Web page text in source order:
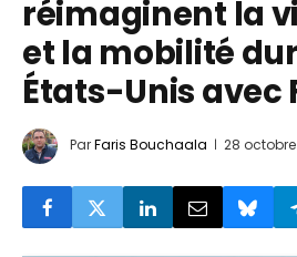
réimaginent la
et la mobilité
États-Unis avec
ParFaris Bouchaala 28 octobre